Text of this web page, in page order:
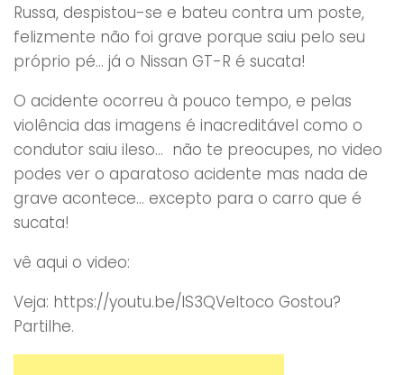
Russa, despistou-se e bateu contra um poste,
felizmente não foi grave porque saiu pelo seu
próprio pé… já o Nissan GT-R é sucata!
O acidente ocorreu à pouco tempo, e pelas
violência das imagens é inacreditável como o
condutor saiu ileso… não te preocupes, no video
podes ver o aparatoso acidente mas nada de
grave acontece… excepto para o carro que é
sucata!
vê aqui o video:
Veja: https://youtu.be/IS3QVeItoco Gostou?
Partilhe.